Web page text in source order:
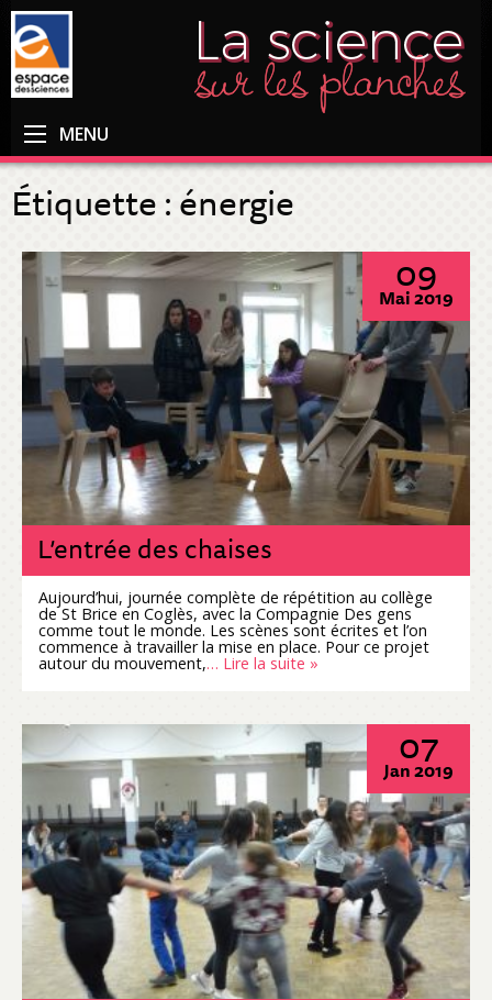
MENU
Étiquette :énergie
09
Mai 2019
L’entrée des chaises
Aujourd’hui, journée complète de répétition au collège
de St Brice en Coglès, avec la Compagnie Des gens
comme tout le monde. Les scènes sont écrites et l’on
commence à travailler la mise en place. Pour ce projet
autour du mouvement,… Lire la suite »
07
Jan 2019